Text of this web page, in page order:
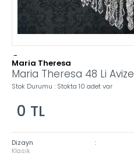
-
Maria Theresa
Maria Theresa 48 Li Avize
Stok Durumu : Stokta 10 adet var
0 TL
Dizayn
:
Klasik